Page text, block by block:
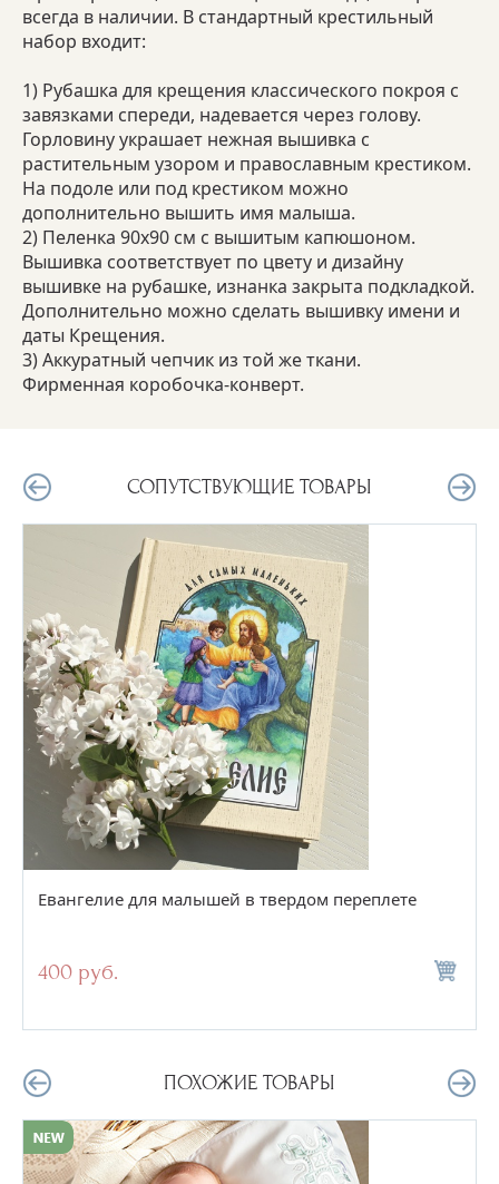
всегда в наличии. В стандартный крестильный
набор входит:
1) Рубашка для крещения классического покроя с
завязками спереди, надевается через голову.
Горловину украшает нежная вышивка с
растительным узором и православным крестиком.
На подоле или под крестиком можно
дополнительно вышить имя малыша.
2) Пеленка 90х90 см с вышитым капюшоном.
Вышивка соответствует по цвету и дизайну
вышивке на рубашке, изнанка закрыта подкладкой.
Дополнительно можно сделать вышивку имени и
даты Крещения.
3) Аккуратный чепчик из той же ткани.
Фирменная коробочка-конверт.
СОПУТСТВУЮЩИЕ ТОВАРЫ
Евангелие для малышей в твердом переплете
400 руб.
ПОХОЖИЕ ТОВАРЫ